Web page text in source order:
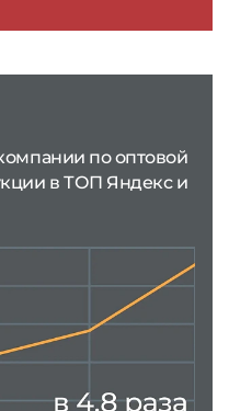
по оптовой
в ТОП Яндекс и